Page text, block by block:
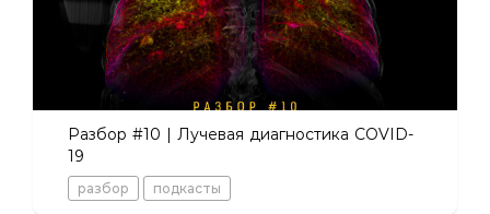
Разбор #10 | Лучевая диагностика COVID-
19
разбор подкасты